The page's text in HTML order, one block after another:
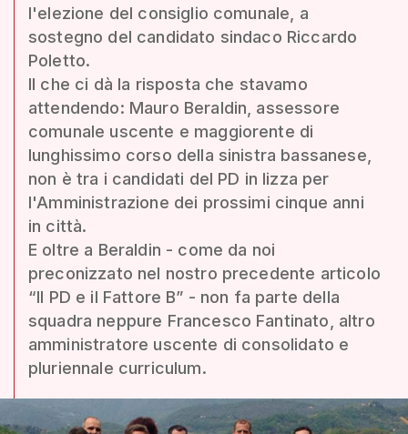
l'elezione del consiglio comunale, a
sostegno del candidato sindaco Riccardo
Poletto.
Il che ci dà la risposta che stavamo
attendendo: Mauro Beraldin, assessore
comunale uscente e maggiorente di
lunghissimo corso della sinistra bassanese,
non è tra i candidati del PD in lizza per
l'Amministrazione dei prossimi cinque anni
in città.
E oltre a Beraldin - come da noi
preconizzato nel nostro precedente articolo
“Il PD e il Fattore B” - non fa parte della
squadra neppure Francesco Fantinato, altro
amministratore uscente di consolidato e
pluriennale curriculum.